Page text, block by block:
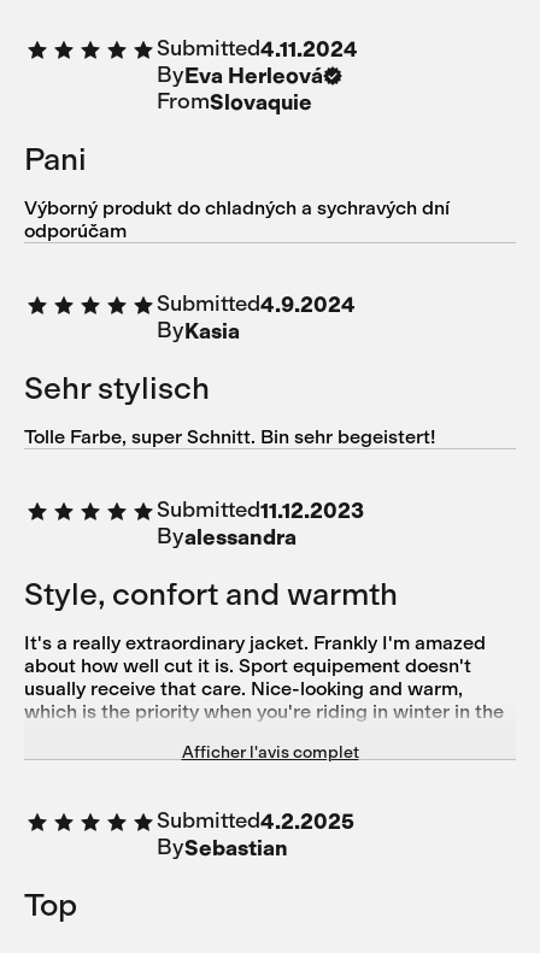
Submitted4.11.2024
ByEva Herleová
FromSlovaquie
Pani
Výborný produkt do chladných a sychravých dní
odporúčam
Submitted4.9.2024
ByKasia
Sehr stylisch
Tolle Farbe, super Schnitt. Bin sehr begeistert!
Submitted11.12.2023
Byalessandra
Style, confort and warmth
It's a really extraordinary jacket. Frankly I'm amazed
about how well cut it is. Sport equipement doesn't
usually receive that care. Nice-looking and warm,
which is the priority when you're riding in winter in the
sweat while riding to the top. The best compliment you
landscape and your effort
Afficher l'avis complet
Submitted4.2.2025
BySebastian
Top